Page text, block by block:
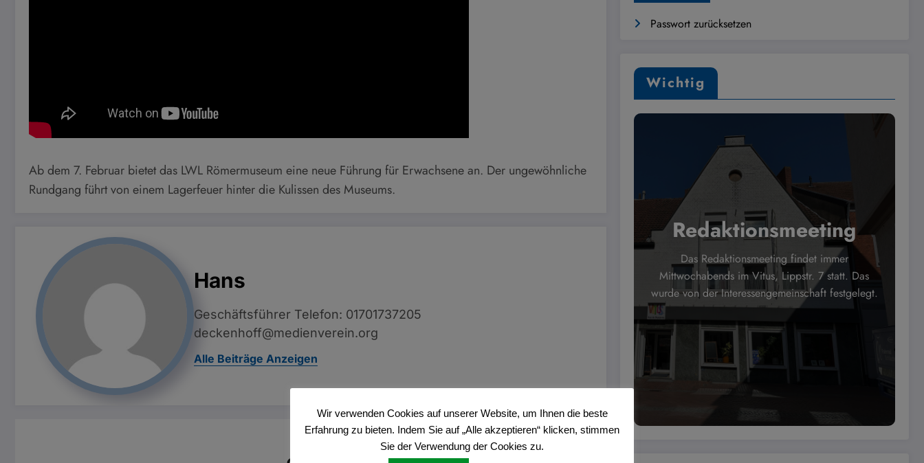
Ab dem 7. Februar bietet das LWL Römermuseum eine neue Führung für Erwachsene an. Der ungewöhnliche
Rundgang führt von einem Lagerfeuer hinter die Kulissen des Museums.
Hans
Geschäftsführer Telefon: 01701737205
deckenhoff@medienverein.org
Alle Beiträge Anzeigen
Vorheriger Beitrag
Passwort zurücksetzen
Wichtig
Redaktionsmeeting
Das Redaktionsmeeting findet immer
Mittwochabends im Vitus, Lippstr. 7 statt. Das
wurde von der Interessengemeinschaft festgelegt.
Wir verwenden Cookies auf unserer Website, um Ihnen die beste
Erfahrung zu bieten. Indem Sie auf „Alle akzeptieren“ klicken, stimmen
Sie der Verwendung der Cookies zu.